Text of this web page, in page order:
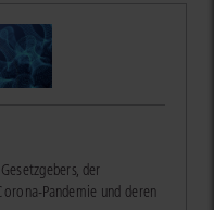
der
Pandemie und deren